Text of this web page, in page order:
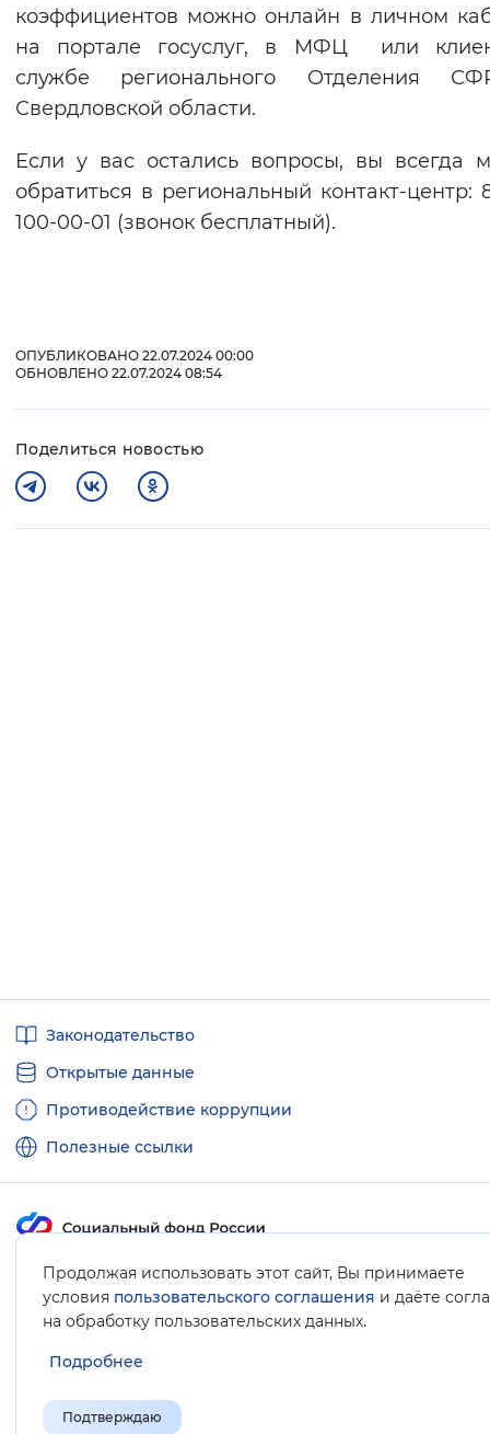
коэффициентов можно онлайн в личном
на портале госуслуг, в МФЦ или
службе регионального Отделения
Свердловской области.
Если у вас остались вопросы, вы всегда
обратиться в региональный контакт-центр:
100-00-01 (звонок бесплатный).
ОПУБЛИКОВАНО 22.07.2024 00:00
ОБНОВЛЕНО 22.07.2024 08:54
Поделиться новостью
Продолжая использовать этот сайт, Вы принимаете
условия пользовательского соглашения и даёте
на обработку пользовательских данных.
Подробнее
Подтверждаю
ссылкиЗаконодательство
Открытые данные
Противодействие коррупции
Полезные ссылки
Карта сайта